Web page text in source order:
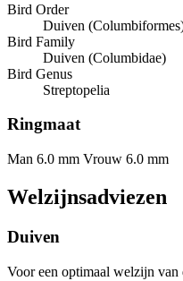
Bird Order
Duiven
Bird Family
Duiven (Columbidae)
Bird Genus
Streptopelia
Ringmaat
Man 6.0 mm Vrouw 6.0 mm
Welzijnsadviezen
Duiven
Voor een optimaal welzijn